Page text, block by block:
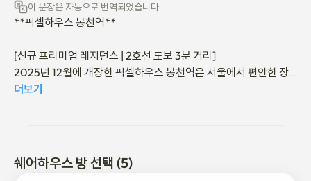
이 문장은 자동으로 번역되었습니다
**픽셀하우스 봉천역**
[신규 프리미엄 레지던스 | 2호선 도보 3분 거리]
2025년 12월에 개장한 픽셀하우스 봉천역은 서울에서 편안한 장
기 체류를 원하는 학생, 전문가, 외국인 거주자를 위해 현대적이고
-봉천역까지 도보 3분(350m) (2호선, 3번 출구)
-강남, 역삼, 신촌, 건국대학교, 잠실로 직행
더보기
쉐어하우스 방 선택 (5)